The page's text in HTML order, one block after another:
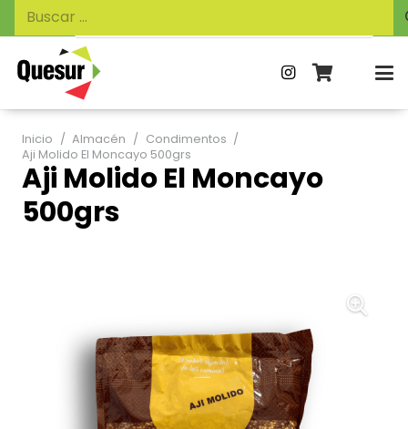
de
productos
Buscar:
Inicio / Almacén / Condimentos /
Aji Molido El Moncayo 500grs
Aji Molido El Moncayo
500grs